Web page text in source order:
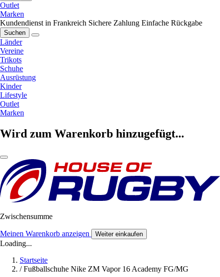
Outlet
Marken
Kundendienst in Frankreich Sichere Zahlung Einfache Rückgabe
Suchen
Länder
Vereine
Trikots
Schuhe
Ausrüstung
Kinder
Lifestyle
Outlet
Marken
Wird zum Warenkorb hinzugefügt...
Zwischensumme
Meinen Warenkorb anzeigen Weiter einkaufen
Loading...
Startseite
/ Fußballschuhe Nike ZM Vapor 16 Academy FG/MG